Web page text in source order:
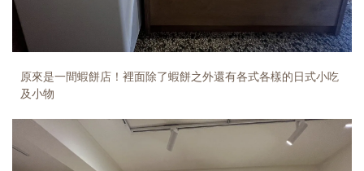
原來是一間蝦餅店！裡面除了蝦餅之外還有各式各樣的日式小吃
及小物